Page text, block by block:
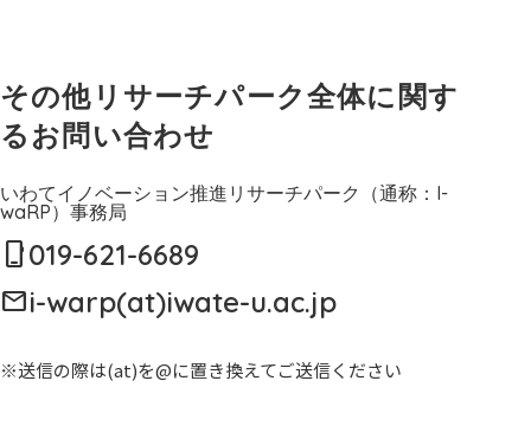
その他リサーチパーク全体に関す
るお問い合わせ
いわてイノベーション推進リサーチパーク（通称：I-
waRP）事務局
mobile_3019-621-6689
maili-warp(at)iwate-u.ac.jp
※送信の際は(at)を@に置き換えてご送信ください